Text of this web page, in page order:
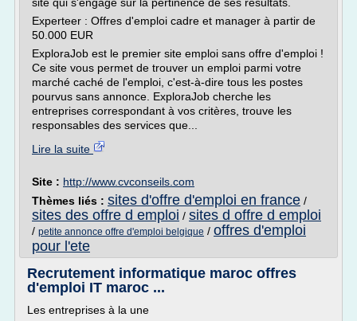
Experteer : Offres d'emploi cadre et manager à partir de
50.000 EUR
ExploraJob est le premier site emploi sans offre d'emploi !
Ce site vous permet de trouver un emploi parmi votre
marché caché de l'emploi, c'est-à-dire tous les postes
pourvus sans annonce. ExploraJob cherche les
entreprises correspondant à vos critères, trouve les
responsables des services que...
Lire la suite
Site : http://www.cvconseils.com
Thèmes liés : sites d'offre d'emploi en france /
sites des offre d emploi / sites d offre d emploi
/ petite annonce offre d'emploi belgique / offres d'emploi
pour l'ete
Recrutement informatique maroc offres
d'emploi IT maroc ...
Les entreprises à la une